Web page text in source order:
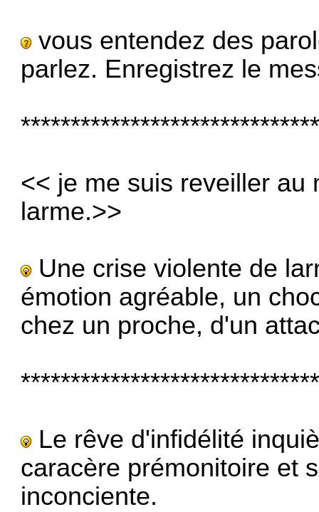
vous entendez des
parlez. Enregistrez le
<< je me suis reveiller au
larme.>>
Une crise violente de
émotion agréable, un
chez un proche, d'un
Le rêve d'infidélité
caracère prémonitoire et
inconciente.